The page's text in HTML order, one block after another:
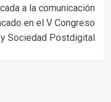
a la comunicación
en el V Congreso
Sociedad Postdigital